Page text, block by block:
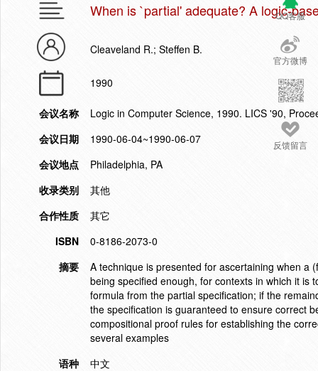
QQ客服
官方微博
反馈留言
When is `partial' adequate? A logic-
Cleaveland R.; Steffen B.
1990
会议名称
Logic in Computer Science, 1990. LICS '90,
会议日期
1990-06-04~1990-06-07
会议地点
Philadelphia, PA
收录类别
其他
合作性质
其它
ISBN
0-8186-2073-0
摘要
A technique is presented for ascertaining when a
being specified enough, for contexts in which it
formula from the partial specification; if the
the specification is guaranteed to ensure correct
compositional proof rules for establishing the
several examples
语种
中文